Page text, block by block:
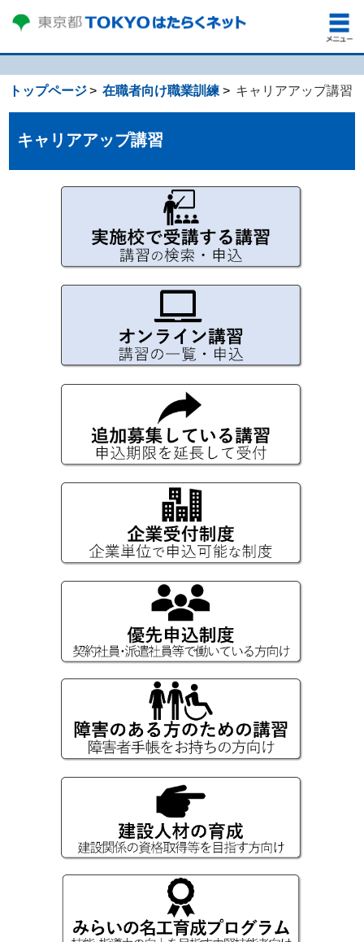
トップページ 在職者向け職業訓練 キャリアアップ講習
キャリアアップ講習